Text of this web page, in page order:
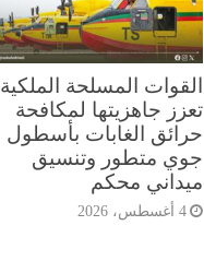
القوات المسلحة الملكية
تعزز جاهزيتها لمكافحة
حرائق الغابات بأسطول
جوي متطور وتنسيق
ميداني محكم
4 أغسطس، 2026